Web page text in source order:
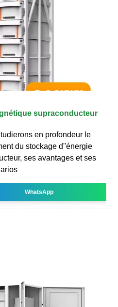
supraconducteur
en profondeur le
du stockage d''énergie
ses avantages et ses
WhatsApp